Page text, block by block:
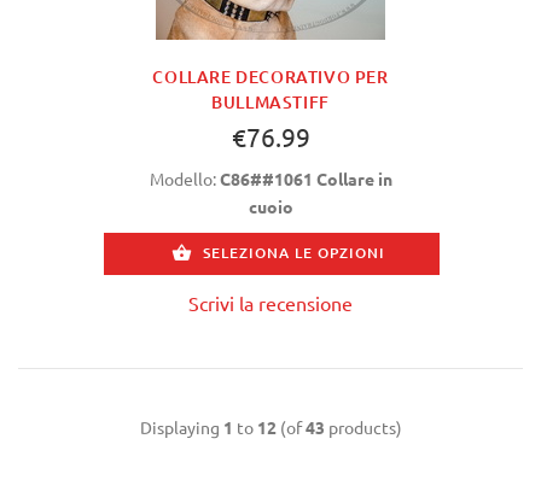
COLLARE DECORATIVO PER
BULLMASTIFF
€76.99
Modello:C86##1061 Collare in
cuoio
SELEZIONA LE OPZIONI
Scrivi la recensione
Displaying 1 to 12 (of43 products)